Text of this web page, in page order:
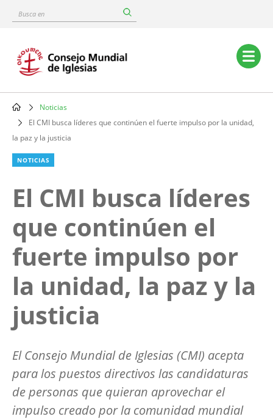
content
Busca
Main
navigation
Breadcrumb
Noticias
El CMI busca líderes que continúen el fuerte impulso por la unidad,
la paz y la justicia
NOTICIAS
El CMI busca líderes
que continúen el
fuerte impulso por
la unidad, la paz y la
justicia
El Consejo Mundial de Iglesias (CMI) acepta
para los puestos directivos las candidaturas
de personas que quieran aprovechar el
impulso creado por la comunidad mundial